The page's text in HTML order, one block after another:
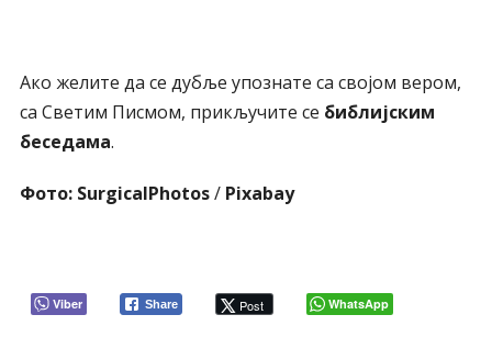
Ако желите да се дубље упознате са својом вером,
са Светим Писмом, прикључите се библијским
беседама.
Фото: SurgicalPhotos/ Pixabay
Viber Share Post WhatsApp